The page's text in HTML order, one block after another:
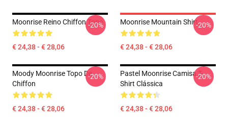
Moonrise Reino Chiffon Topo
€ 24,38 - € 28,06
-20% Moonrise Mountain Shirt
€ 24,38 - € 28,06
-20%
Moody Moonrise Topo De
Chiffon
€ 24,38 - € 28,06
-20%
Pastel Moonrise Camisa T-
Shirt Clássica
€ 24,38 - € 28,06
-20%